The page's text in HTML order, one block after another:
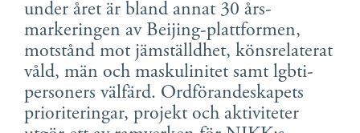
English
Skandinaviska
under året är bland annat 30 års-
markeringen av Beijing-plattformen,
motstånd mot jämställdhet, könsrelaterat
våld, män och maskulinitet samt lgbti-
personers välfärd. Ordförandeskapets
prioriteringar, projekt och aktiviteter